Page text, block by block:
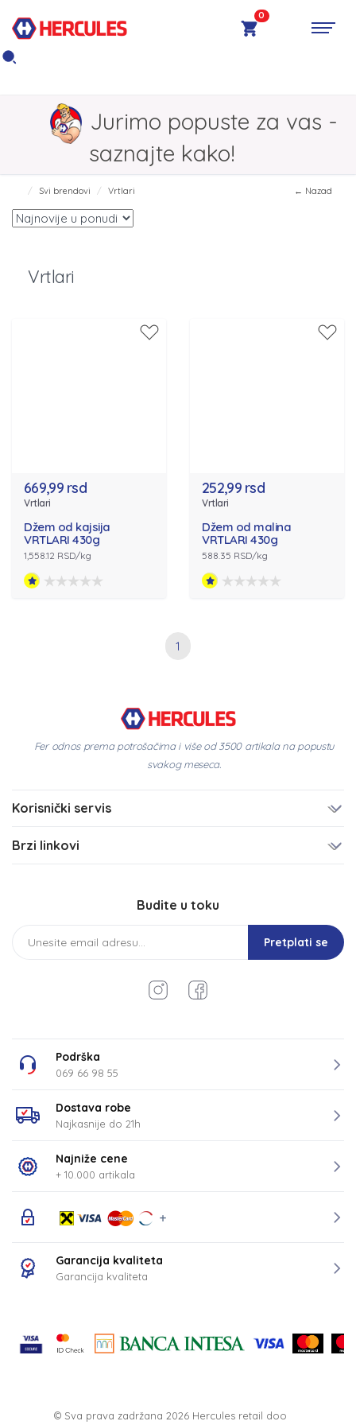
0
Jurimo popuste za vas -
saznajte kako!
Svi brendovi Vrtlari ← Nazad
Vrtlari
669,99 rsd
Vrtlari
Džem od kajsija
VRTLARI 430g
1,558.12 RSD/kg
252,99 rsd
Vrtlari
Džem od malina
VRTLARI 430g
588.35 RSD/kg
1
Fer odnos prema potrošačima i više od 3500 artikala na popustu
svakog meseca.
Korisnički servis
Brzi linkovi
Budite u toku
Pretplati se
Podrška
069 66 98 55
Dostava robe
Najkasnije do 21h
Najniže cene
+ 10.000 artikala
Garancija kvaliteta
Garancija kvaliteta
© Sva prava zadržana 2026Hercules retail doo